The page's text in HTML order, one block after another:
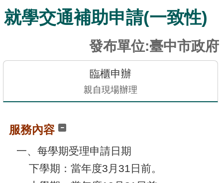
發
布
本
GOV
智
就學交通補助申請(一致性)
發布單位:臺中市政府
臨櫃申辦
親自現場辦理
服務內容
一、每學期受理申請日期
下學期：當年度3月31日前。